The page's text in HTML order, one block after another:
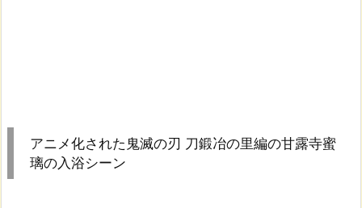
アニメ化された鬼滅の刃 刀鍛冶の里編の甘露寺蜜
璃の入浴シーン